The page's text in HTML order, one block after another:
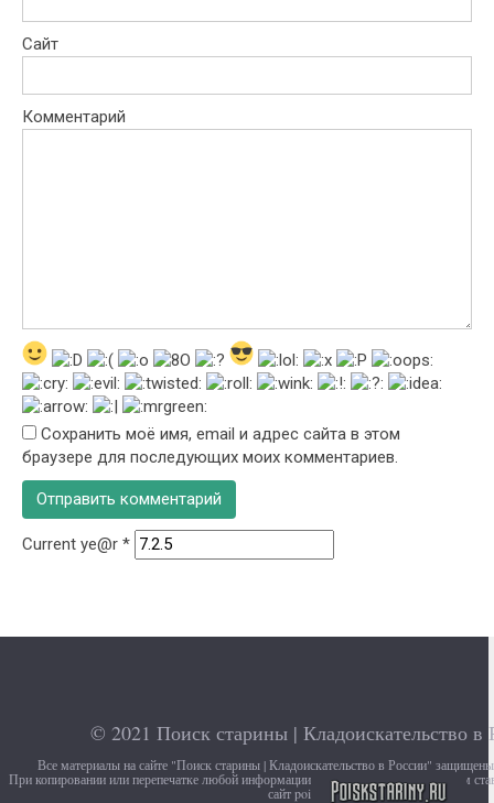
Сайт
Комментарий
Сохранить моё имя, email и адрес сайта в этом
браузере для последующих моих комментариев.
Current ye@r *
© 2021 Поиск старины | Кладоискательство в
Все материалы на сайте "Поиск старины | Кладоискательство в России"
При копировании или перепечатке любой информации с сайта, убедительно просим
сайт poiskstariny.ru